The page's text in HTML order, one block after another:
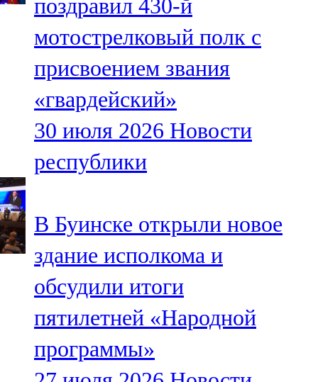
поздравил 430-й
мотострелковый полк с
присвоением звания
«гвардейский»
30 июля 2026 Новости
республики
В Буинске открыли новое
здание исполкома и
обсудили итоги
пятилетней «Народной
программы»